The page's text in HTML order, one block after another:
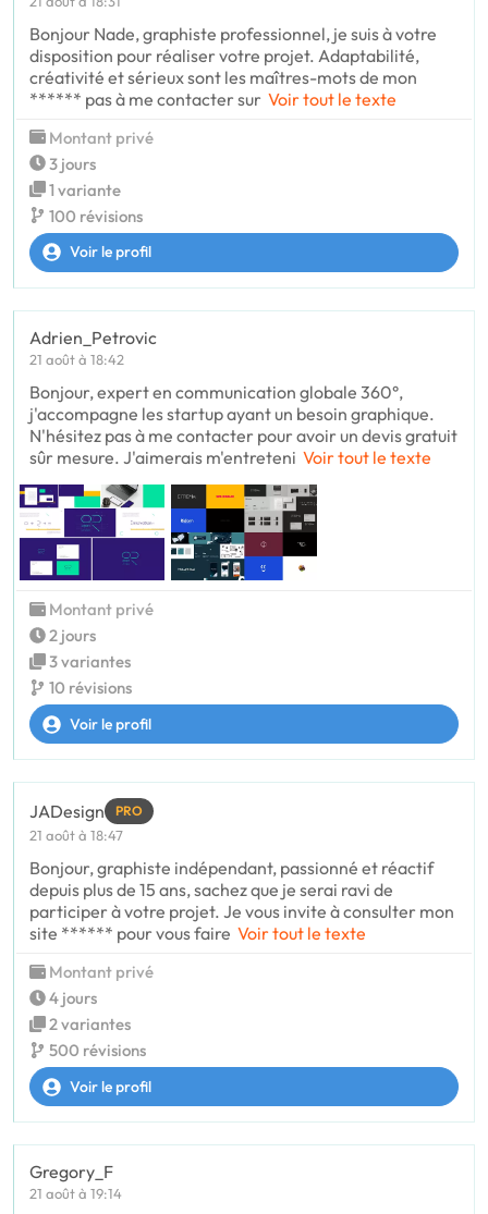
Bonjour Nade, graphiste professionnel, je suis à votre
disposition pour réaliser votre projet. Adaptabilité,
créativité et sérieux sont les maîtres-mots de mon
****** pas à me contacter sur Voir tout le texte
Montant privé
3 jours
1 variante
100 révisions
Voir le profil
Adrien_Petrovic
21 août à 18:42
Bonjour, expert en communication globale 360°,
j'accompagne les startup ayant un besoin graphique.
N'hésitez pas à me contacter pour avoir un devis gratuit
sûr mesure. J'aimerais m'entreteni Voir tout le texte
Montant privé
2 jours
3 variantes
10 révisions
Voir le profil
JADesign PRO
21 août à 18:47
Bonjour, graphiste indépendant, passionné et réactif
depuis plus de 15 ans, sachez que je serai ravi de
participer à votre projet. Je vous invite à consulter mon
site ****** pour vous faire Voir tout le texte
Montant privé
4 jours
2 variantes
500 révisions
Voir le profil
Gregory_F
21 août à 19:14